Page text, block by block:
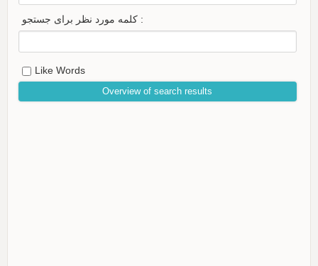
کلمه مورد نظر برای جستجو :
Like Words